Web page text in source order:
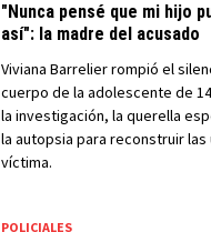
"Nunca pensé que mi hijo
así": la madre del acusado
Viviana Barrelier rompió el
cuerpo de la adolescente de
la investigación, la querella
la autopsia para reconstruir las
víctima.
POLICIALES